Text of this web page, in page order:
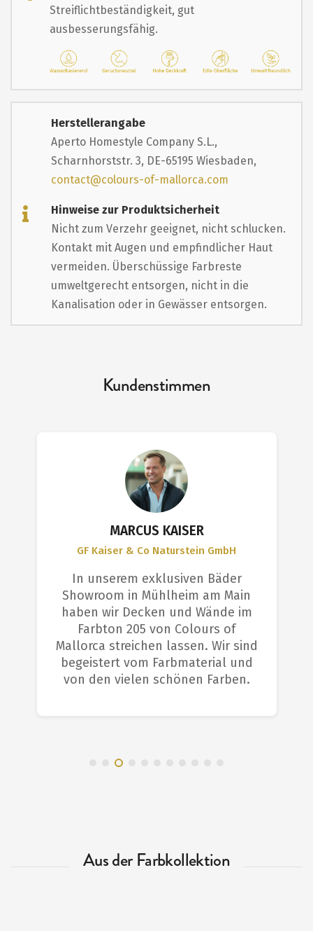
Streiflichtbeständigkeit, gut
ausbesserungsfähig.
Herstellerangabe
Aperto Homestyle Company S.L.,
Scharnhorststr. 3, DE-65195 Wiesbaden,
contact@colours-of-mallorca.com
Hinweise zur Produktsicherheit
Nicht zum Verzehr geeignet, nicht schlucken.
Kontakt mit Augen und empfindlicher Haut
vermeiden. Überschüssige Farbreste
umweltgerecht entsorgen, nicht in die
Kanalisation oder in Gewässer entsorgen.
Kundenstimmen
MARCUS KAISER
GF Kaiser & Co Naturstein GmbH
In unserem exklusiven Bäder
Showroom in Mühlheim am Main
haben wir Decken und Wände im
Farbton 205 von Colours of
Mallorca streichen lassen. Wir sind
begeistert vom Farbmaterial und
von den vielen schönen Farben.
Aus der Farbkollektion